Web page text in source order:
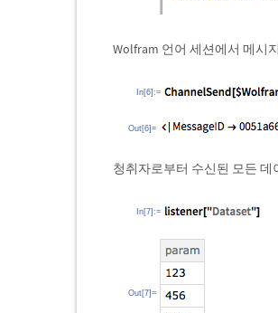
Wolfram 언어 세션에서 메시
In[6]:=
Out[6]=
청취자로부터 수신된 모든 데
In[7]:=
Out[7]=